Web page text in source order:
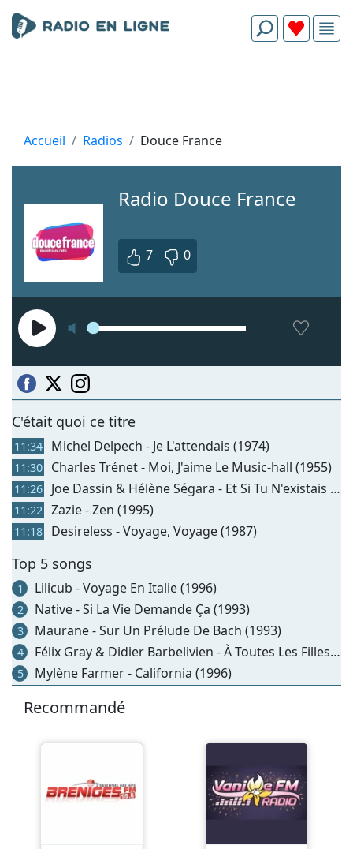
Accueil Radios Douce France
Radio Douce France
7 0
C'était quoi ce titre
11:34 Michel Delpech - Je L'attendais (1974)
11:30 Charles Trénet - Moi, J'aime Le Music-hall (1955)
11:26 Joe Dassin & Hélène Ségara - Et Si Tu N'existais Pas (2013)
11:22 Zazie - Zen (1995)
11:18 Desireless - Voyage, Voyage (1987)
Top 5 songs
1 Lilicub - Voyage En Italie (1996)
2 Native - Si La Vie Demande Ça (1993)
3 Maurane - Sur Un Prélude De Bach (1993)
4 Félix Gray & Didier Barbelivien - À Toutes Les Filles (1990)
5 Mylène Farmer - California (1996)
Recommandé